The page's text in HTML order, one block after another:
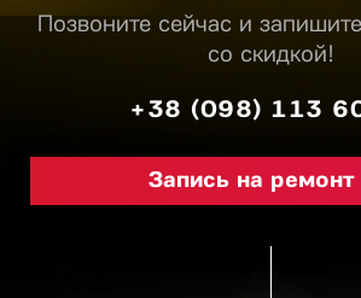
Позвоните сейчас и
со скидкой!
+38 (098) 113
Запись на ремонт